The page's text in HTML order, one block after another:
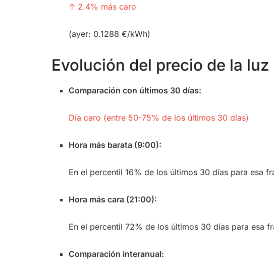
↑ 2.4% más caro
(ayer: 0.1288 €/kWh)
Evolución del precio de la luz
Comparación con últimos 30 días:
Día caro (entre 50-75% de los últimos 30 días)
Hora más barata (9:00):
En el percentil 16% de los últimos 30 días para esa
Hora más cara (21:00):
En el percentil 72% de los últimos 30 días para esa
Comparación interanual: